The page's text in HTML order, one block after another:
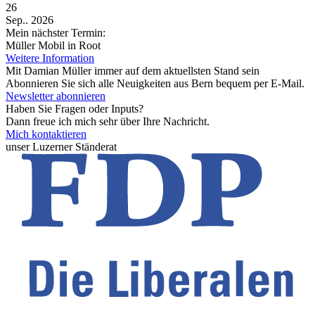
26
Sep.. 2026
Mein nächster Termin:
Müller Mobil in Root
Weitere Information
Mit Damian Müller immer auf dem aktuellsten Stand sein
Abonnieren Sie sich alle Neuigkeiten aus Bern bequem per E-Mail.
Newsletter abonnieren
Haben Sie Fragen oder Inputs?
Dann freue ich mich sehr über Ihre Nachricht.
Mich kontaktieren
unser Luzerner Ständerat